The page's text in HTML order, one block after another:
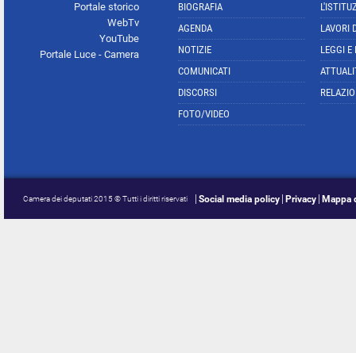
Portale storico
WebTv
YouTube
Portale Luce - Camera
BIOGRAFIA
AGENDA
NOTIZIE
COMUNICATI
DISCORSI
FOTO/VIDEO
LAVORI
LEGGI E
Camera dei deputati 2015 © Tutti i diritti riservati Social media policy Privacy Mappa